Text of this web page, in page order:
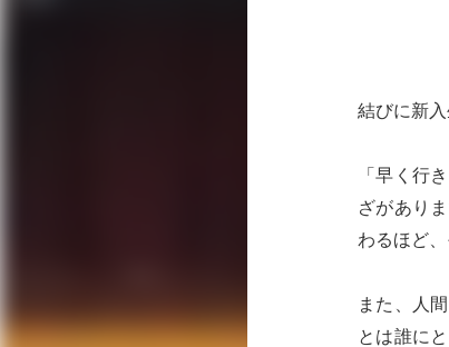
結びに新
「早く行
ざがあり
わるほど
また、人
とは誰に